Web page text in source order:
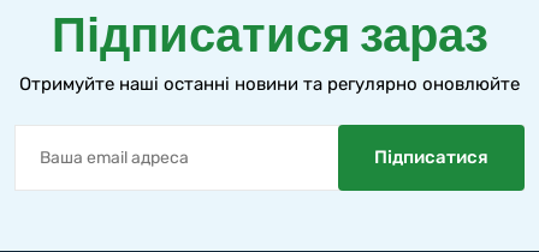
Підписатися зараз
Отримуйте наші останні новини та регулярно оновлюйте